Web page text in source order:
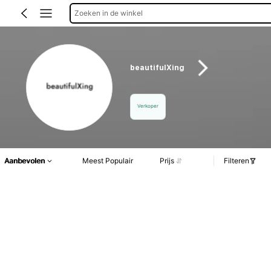
Zoeken in de winkel
beautifulXing
Verkoper
Aanbevolen Meest Populair Prijs Filteren